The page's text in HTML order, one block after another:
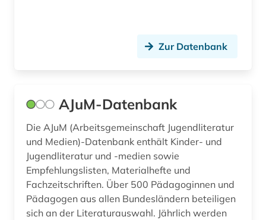
englische sprache (1)
englische sprachwissenschaft (1)
englisches sprachgebiet (2)
englischunterricht (2)
english (1)
Zur Datenbank
AJuM-Datenbank
Die AJuM (Arbeitsgemeinschaft Jugendliteratur
und Medien)-Datenbank enthält Kinder- und
Jugendliteratur und -medien sowie
Empfehlungslisten, Materialhefte und
Fachzeitschriften. Über 500 Pädagoginnen und
Pädagogen aus allen Bundesländern beteiligen
sich an der Literaturauswahl. Jährlich werden